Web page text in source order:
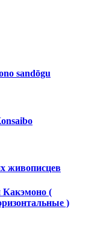
sandōgu
живописцев
Какэмоно (
)